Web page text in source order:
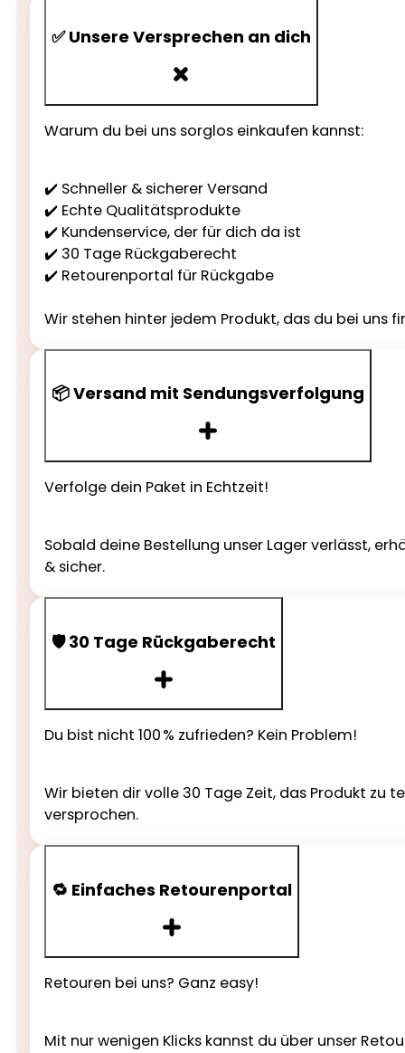
✅ Unsere Versprechen an dich
Warum du bei uns sorglos einkaufen kannst:
✔️ Schneller & sicherer Versand
✔️ Echte Qualitätsprodukte
✔️ Kundenservice, der für dich da ist
✔️ 30 Tage Rückgaberecht
✔️ Retourenportal für Rückgabe
Wir stehen hinter jedem Produkt, das du bei uns
📦 Versand mit Sendungsverfolgung
Verfolge dein Paket in Echtzeit!
Sobald deine Bestellung unser Lager verlässt,
& sicher.
🛡️ 30 Tage Rückgaberecht
Du bist nicht 100 % zufrieden? Kein Problem!
Wir bieten dir volle 30 Tage Zeit, das Produkt zu
versprochen.
🔁 Einfaches Retourenportal
Retouren bei uns? Ganz easy!
Mit nur wenigen Klicks kannst du über unser